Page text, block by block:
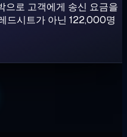
으로 고객에게 송신 요금을
드시트가 아닌 122,000명